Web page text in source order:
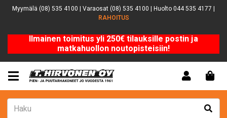
Myymälä (08) 535 4100 | Varaosat (08) 535 4100 | Huolto 044 535 4177 |
RAHOITUS
Ilmainen toimitus yli 250€ tilauksille postin ja
matkahuollon noutopisteisiin!